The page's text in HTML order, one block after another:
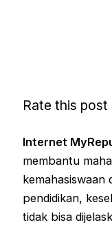
Rate this post
Internet
membantu
pendidikan,
tidak bisa